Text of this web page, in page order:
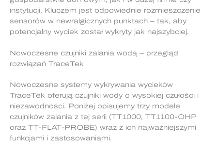
instytucji. Kluczem jest odpowiednie rozmieszczenie
sensorów w newralgicznych punktach – tak, aby
potencjalny wyciek został wykryty jak najszybciej.
Nowoczesne czujniki zalania wodą – przegląd
rozwiązań TraceTek
Nowoczesne systemy wykrywania wycieków
TraceTek oferują czujniki wody o wysokiej czułości i
niezawodności. Poniżej opisujemy trzy modele
czujników zalania z tej serii (TT1000, TT1100-OHP
oraz TT-FLAT-PROBE) wraz z ich najważniejszymi
funkcjami i zastosowaniami.